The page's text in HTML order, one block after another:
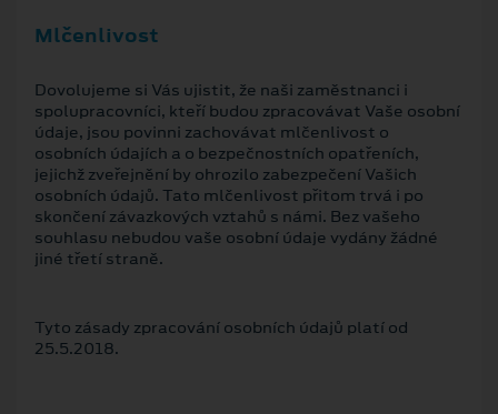
Mlčenlivost
Dovolujeme si Vás ujistit, že naši zaměstnanci i
spolupracovníci, kteří budou zpracovávat Vaše osobní
údaje, jsou povinni zachovávat mlčenlivost o
osobních údajích a o bezpečnostních opatřeních,
jejichž zveřejnění by ohrozilo zabezpečení Vašich
osobních údajů. Tato mlčenlivost přitom trvá i po
skončení závazkových vztahů s námi. Bez vašeho
souhlasu nebudou vaše osobní údaje vydány žádné
jiné třetí straně.
Tyto zásady zpracování osobních údajů platí od
25.5.2018.